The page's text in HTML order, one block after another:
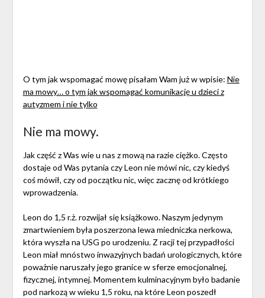
O tym jak wspomagać mowę pisałam Wam już w wpisie: Nie
ma mowy… o tym jak wspomagać komunikację u dzieci z
autyzmem i nie tylko
Nie ma mowy.
Jak część z Was wie u nas z mową na razie ciężko. Często
dostaje od Was pytania czy Leon nie mówi nic, czy kiedyś
coś mówił, czy od początku nic, więc zacznę od krótkiego
wprowadzenia.
Leon do 1,5 r.ż. rozwijał się książkowo. Naszym jedynym
zmartwieniem była poszerzona lewa miedniczka nerkowa,
która wyszła na USG po urodzeniu. Z racji tej przypadłości
Leon miał mnóstwo inwazyjnych badań urologicznych, które
poważnie naruszały jego granice w sferze emocjonalnej,
fizycznej, intymnej. Momentem kulminacyjnym było badanie
pod narkozą w wieku 1,5 roku, na które Leon poszedł